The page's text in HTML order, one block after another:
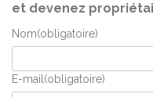
et devenez
Nom(obligatoire)
E-mail (obligatoire)